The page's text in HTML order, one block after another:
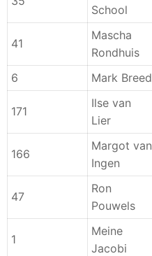
School
41
Mascha
Rondhuis
6 Mark Breed
171
Ilse van
Lier
166
Margot van
Ingen
47
Ron
Pouwels
1
Meine
Jacobi